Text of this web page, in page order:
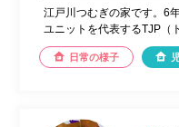
江戸川つむぎの家です。6
ユニットを代表するTJP（
日常の様子